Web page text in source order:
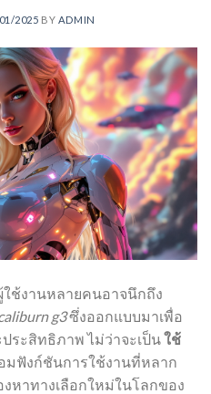
2025 BY ADMIN
ใช้งานหลายคนอาจนึกถึง
g3ซึ่งออกแบบมาเพื่อ
ระสิทธิภาพ ไม่ว่าจะเป็นใช้
ฟังก์ชันการใช้งานที่หลาก
หาทางเลือกใหม่ในโลกของ